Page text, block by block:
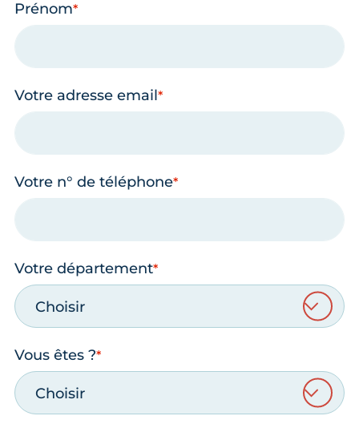
Prénom
Votre adresse email
Votre n° de téléphone
Votre département
Choisir
Vous êtes ?
Choisir